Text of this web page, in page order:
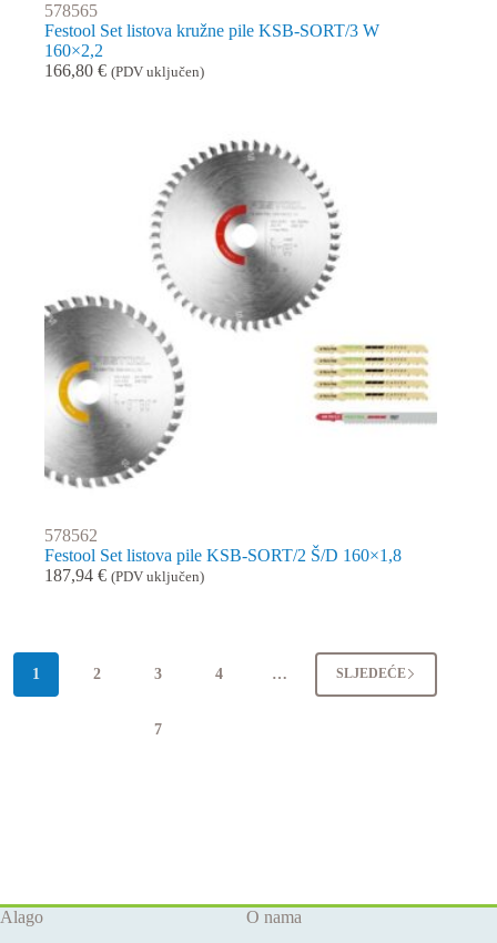
578565
Festool Set listova kružne pile KSB-SORT/3 W
160×2,2
166,80 € (PDV uključen)
578562
Festool Set listova pile KSB-SORT/2 Š/D 160×1,8
187,94 € (PDV uključen)
1 2 3 4 …
7
SLJEDEĆE
Alago
O nama